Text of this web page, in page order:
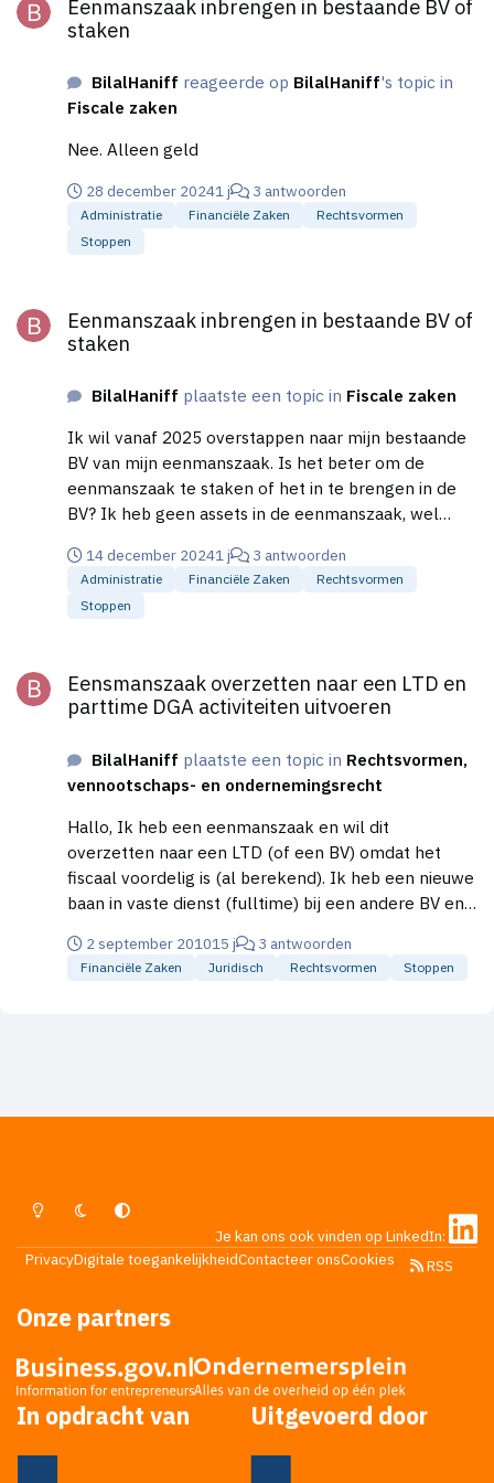
jaarrekening voor 2024? Alvast bedankt
Eenmanszaak inbrengen in bestaande BV of
staken
BilalHaniff reageerde op BilalHaniff's topic in
Fiscale zaken
Nee. Alleen geld
28 december 20241 j 3 antwoorden
Administratie Financiële Zaken
Rechtsvormen
Stoppen
Eenmanszaak inbrengen in bestaande BV of
staken
BilalHaniff plaatste een topic in Fiscale zaken
Ik wil vanaf 2025 overstappen naar mijn bestaande
BV van mijn eenmanszaak. Is het beter om de
eenmanszaak te staken of het in te brengen in de
BV? Ik heb geen assets in de eenmanszaak, wel
14 december 20241 j 3 antwoorden
Administratie Financiële Zaken
Rechtsvormen
Stoppen
Eensmanszaak overzetten naar een LTD en
parttime DGA activiteiten uitvoeren
BilalHaniff plaatste een topic in Rechtsvormen,
vennootschaps- en ondernemingsrecht
Hallo, Ik heb een eenmanszaak en wil dit
overzetten naar een LTD (of een BV) omdat het
fiscaal voordelig is (al berekend). Ik heb een nieuwe
baan in vaste dienst (fulltime) bij een andere BV en
salaris bepaald als ik parttime werkt in de LTD (bijv.
20uur per maand). Is dit mogelijk ? Ik heb gelezen
2 september 201015 j 3 antwoorden
Financiële Zaken Juridisch Rechtsvormen Stoppen
Lichte ModusDonkere ModusSysteemvoorkeur
Je kan ons ook vinden op LinkedIn:
PrivacyDigitale toegankelijkheidContacteer onsCookies RSS
Onze partners
In opdracht van Uitgevoerd door